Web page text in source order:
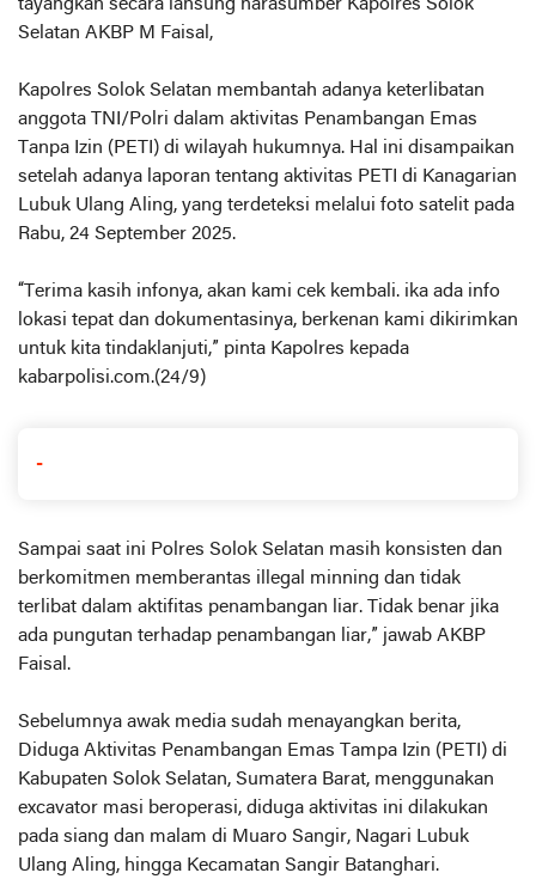
tayangkan secara lansung narasumber Kapolres Solok
Selatan AKBP M Faisal,
Kapolres Solok Selatan membantah adanya keterlibatan
anggota TNI/Polri dalam aktivitas Penambangan Emas
Tanpa Izin (PETI) di wilayah hukumnya. Hal ini disampaikan
setelah adanya laporan tentang aktivitas PETI di Kanagarian
Lubuk Ulang Aling, yang terdeteksi melalui foto satelit pada
Rabu, 24 September 2025.
“Terima kasih infonya, akan kami cek kembali. ika ada info
lokasi tepat dan dokumentasinya, berkenan kami dikirimkan
untuk kita tindaklanjuti,” pinta Kapolres kepada
kabarpolisi.com.(24/9)
-
Sampai saat ini Polres Solok Selatan masih konsisten dan
berkomitmen memberantas illegal minning dan tidak
terlibat dalam aktifitas penambangan liar. Tidak benar jika
ada pungutan terhadap penambangan liar,” jawab AKBP
Faisal.
Sebelumnya awak media sudah menayangkan berita,
Diduga Aktivitas Penambangan Emas Tampa Izin (PETI) di
Kabupaten Solok Selatan, Sumatera Barat, menggunakan
excavator masi beroperasi, diduga aktivitas ini dilakukan
pada siang dan malam di Muaro Sangir, Nagari Lubuk
Ulang Aling, hingga Kecamatan Sangir Batanghari.